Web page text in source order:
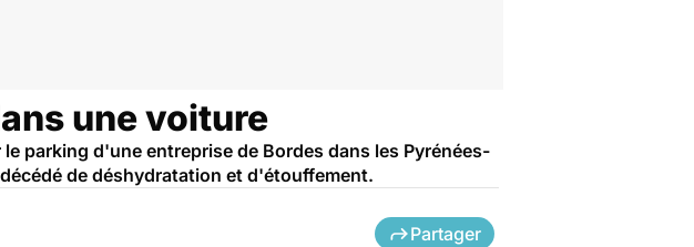
une voiture
parking d'une entreprise de Bordes dans les Pyrénées-
de déshydratation et d'étouffement.
Partager